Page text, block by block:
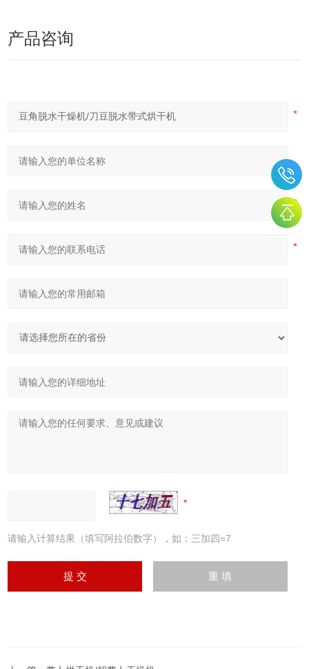
产品咨询
请输入计算结果（填写阿拉伯数字），如：三加四=7